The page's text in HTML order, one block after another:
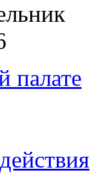
палате